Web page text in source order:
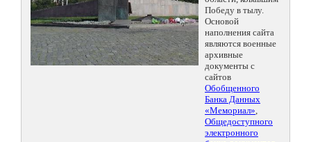
Победу в тылу.
Основой
наполнения сайта
являются военные
архивные
документы с
сайтов
Обобщенного
Банка Данных
«Мемориал»,
Общедоступного
электронного